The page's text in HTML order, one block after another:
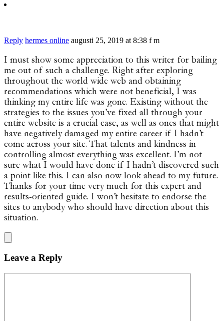
Reply hermes online augusti 25, 2019 at 8:38 f m
I must show some appreciation to this writer for bailing
me out of such a challenge. Right after exploring
throughout the world wide web and obtaining
recommendations which were not beneficial, I was
thinking my entire life was gone. Existing without the
strategies to the issues you’ve fixed all through your
entire website is a crucial case, as well as ones that might
have negatively damaged my entire career if I hadn’t
come across your site. That talents and kindness in
controlling almost everything was excellent. I’m not
sure what I would have done if I hadn’t discovered such
a point like this. I can also now look ahead to my future.
Thanks for your time very much for this expert and
results-oriented guide. I won’t hesitate to endorse the
sites to anybody who should have direction about this
situation.
Leave a Reply